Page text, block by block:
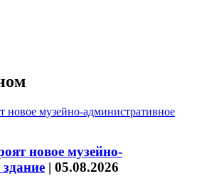
новое музейно-
| 05.08.2026